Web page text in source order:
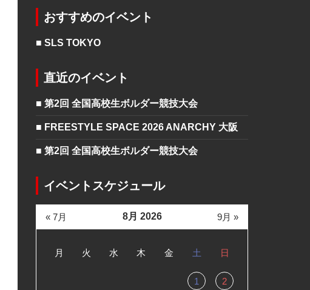
おすすめのイベント
■ SLS TOKYO
直近のイベント
■ 第2回 全国高校生ボルダー競技大会
■ FREESTYLE SPACE 2026 ANARCHY 大阪
■ 第2回 全国高校生ボルダー競技大会
イベントスケジュール
8月 2026
月 火 水 木 金 土 日
1 2
« 7月 9月 »